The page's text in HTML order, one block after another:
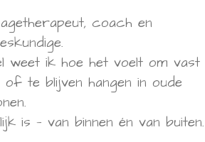
coach en
weet ik hoe het voelt om vast
te blijven hangen in oude
is — van binnen én van buiten.